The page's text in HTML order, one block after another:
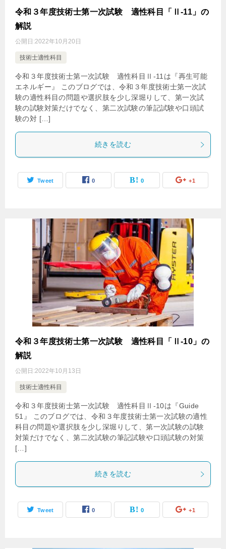
令和３年度技術士第一次試験 適性科目「Ⅱ-11」の
解説
公開日:2022年10月20日
技術士適性科目
令和３年度技術士第一次試験 適性科目Ⅱ-11は『再生可能
エネルギー』 このブログでは、令和３年度技術士第一次試
験の適性科目の問題や選択肢を少し深堀りして、第一次試
験の試験対策だけでなく、第二次試験の筆記試験や口頭試
験の対 […]
続きを読む
Tweet 0 0 +1
令和３年度技術士第一次試験 適性科目「Ⅱ-10」の
解説
公開日:2022年10月13日
技術士適性科目
令和３年度技術士第一次試験 適性科目Ⅱ-10は『Guide
51』 このブログでは、令和３年度技術士第一次試験の適性
科目の問題や選択肢を少し深堀りして、第一次試験の試験
対策だけでなく、第二次試験の筆記試験や口頭試験の対策
[…]
続きを読む
Tweet 0 0 +1